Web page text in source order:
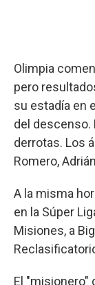
Olimpia
pero
su estadía en
del descenso.
derrotas. Los
Romero,
A la misma
en la Súper
Misiones, a
El "misionero"